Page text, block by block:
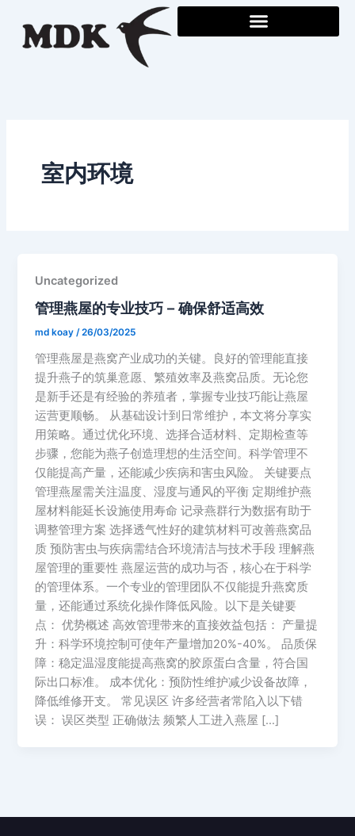
content
室内环境
Uncategorized
管理燕屋的专业技巧 – 确保舒适高效
md koay/26/03/2025
管理燕屋是燕窝产业成功的关键。良好的管理能直接
提升燕子的筑巢意愿、繁殖效率及燕窝品质。无论您
是新手还是有经验的养殖者，掌握专业技巧能让燕屋
运营更顺畅。 从基础设计到日常维护，本文将分享实
用策略。通过优化环境、选择合适材料、定期检查等
步骤，您能为燕子创造理想的生活空间。科学管理不
仅能提高产量，还能减少疾病和害虫风险。 关键要点
管理燕屋需关注温度、湿度与通风的平衡 定期维护燕
屋材料能延长设施使用寿命 记录燕群行为数据有助于
调整管理方案 选择透气性好的建筑材料可改善燕窝品
质 预防害虫与疾病需结合环境清洁与技术手段 理解燕
屋管理的重要性 燕屋运营的成功与否，核心在于科学
的管理体系。一个专业的管理团队不仅能提升燕窝质
量，还能通过系统化操作降低风险。以下是关键要
点： 优势概述 高效管理带来的直接效益包括： 产量提
升：科学环境控制可使年产量增加20%-40%。 品质保
障：稳定温湿度能提高燕窝的胶原蛋白含量，符合国
际出口标准。 成本优化：预防性维护减少设备故障，
降低维修开支。 常见误区 许多经营者常陷入以下错
误： 误区类型 正确做法 频繁人工进入燕屋 […]